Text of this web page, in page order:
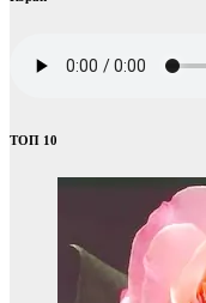
ТОП 10